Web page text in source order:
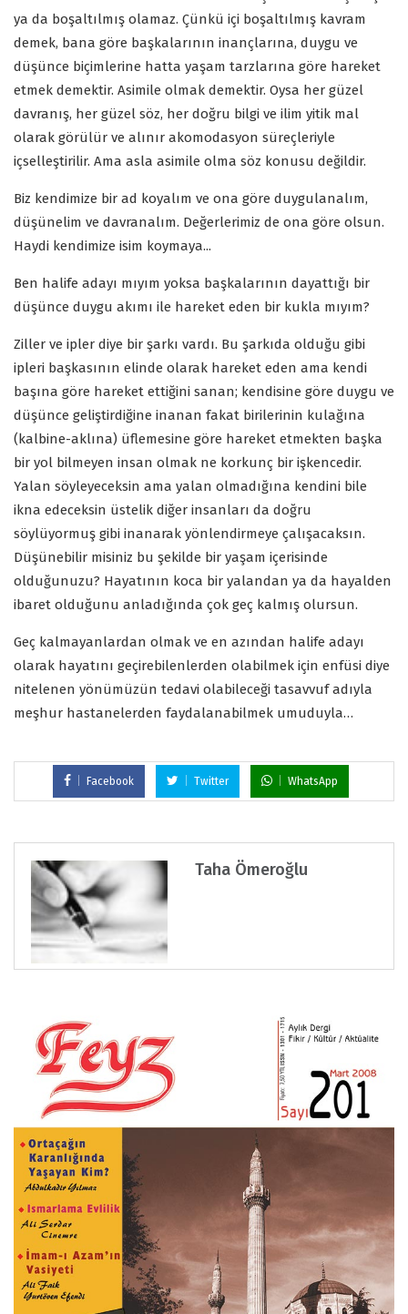
ya da boşaltılmış olamaz. Çünkü içi boşaltılmış kavram
demek, bana göre başkalarının inançlarına, duygu ve
düşünce biçimlerine hatta yaşam tarzlarına göre hareket
etmek demektir. Asimile olmak demektir. Oysa her güzel
davranış, her güzel söz, her doğru bilgi ve ilim yitik mal
olarak görülür ve alınır akomodasyon süreçleriyle
içselleştirilir. Ama asla asimile olma söz konusu değildir.
Biz kendimize bir ad koyalım ve ona göre duygulanalım,
düşünelim ve davranalım. Değerlerimiz de ona göre olsun.
Haydi kendimize isim koymaya...
Ben halife adayı mıyım yoksa başkalarının dayattığı bir
düşünce duygu akımı ile hareket eden bir kukla mıyım?
Ziller ve ipler diye bir şarkı vardı. Bu şarkıda olduğu gibi
ipleri başkasının elinde olarak hareket eden ama kendi
başına göre hareket ettiğini sanan; kendisine göre duygu ve
düşünce geliştirdiğine inanan fakat birilerinin kulağına
(kalbine-aklına) üflemesine göre hareket etmekten başka
bir yol bilmeyen insan olmak ne korkunç bir işkencedir.
Yalan söyleyeceksin ama yalan olmadığına kendini bile
ikna edeceksin üstelik diğer insanları da doğru
söylüyormuş gibi inanarak yönlendirmeye çalışacaksın.
Düşünebilir misiniz bu şekilde bir yaşam içerisinde
olduğunuzu? Hayatının koca bir yalandan ya da hayalden
ibaret olduğunu anladığında çok geç kalmış olursun.
Geç kalmayanlardan olmak ve en azından halife adayı
olarak hayatını geçirebilenlerden olabilmek için enfüsi diye
nitelenen yönümüzün tedavi olabileceği tasavvuf adıyla
meşhur hastanelerden faydalanabilmek umuduyla…
Facebook Twitter WhatsApp
Taha Ömeroğlu